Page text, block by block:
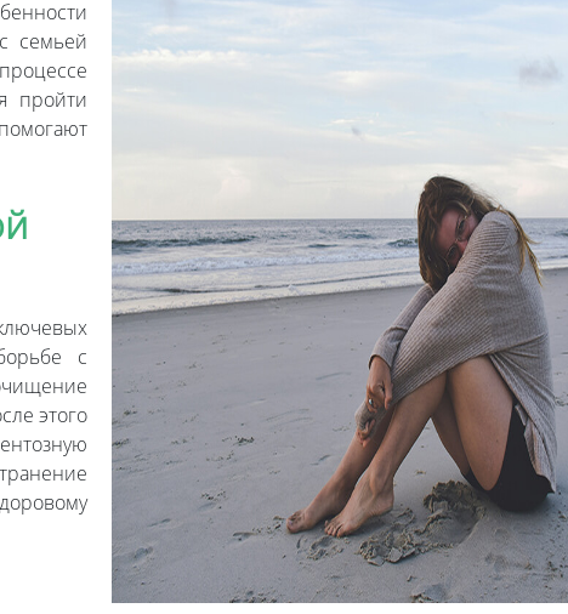
семьей
пройти
с
этого